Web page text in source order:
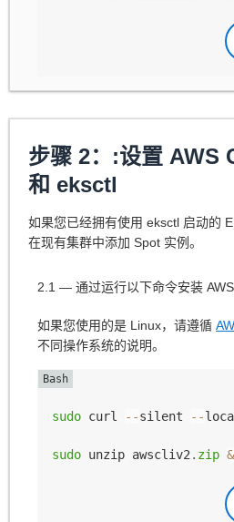
步骤 2：:设置 AWS
和 eksctl
如果您已经拥有使用 eksctl 启动的
在现有集群中添加 Spot 实例。
2.1 — 通过运行以下命令安装
如果您使用的是 Linux，请遵循
不同操作系统的说明。
sudo curl --silent --
sudo unzip awscliv2 . zip